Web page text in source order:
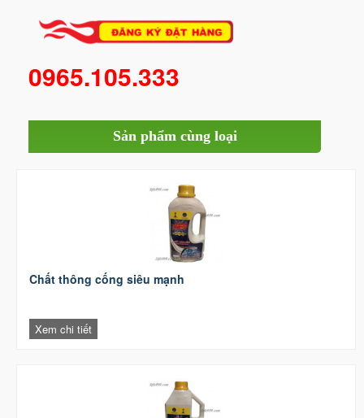
0965.105.333
Sản phẩm cùng loại
Chất thông cống siêu mạnh
Xem chi tiết